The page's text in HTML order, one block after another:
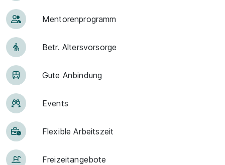
Men­to­ren­pro­gramm
Betr. Alters­vor­sorge
Gute An­bin­dung
Events
Flexible Arbeitszeit
Frei­zeit­an­ge­bo­te